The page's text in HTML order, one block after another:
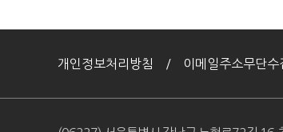
개인정보처리방침 이메일주소무단수